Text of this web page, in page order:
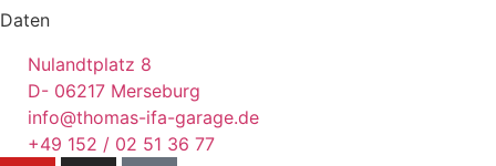
Daten
Nulandtplatz 8
D- 06217 Merseburg
info@thomas-ifa-garage.de
+49 152 / 02 51 36 77